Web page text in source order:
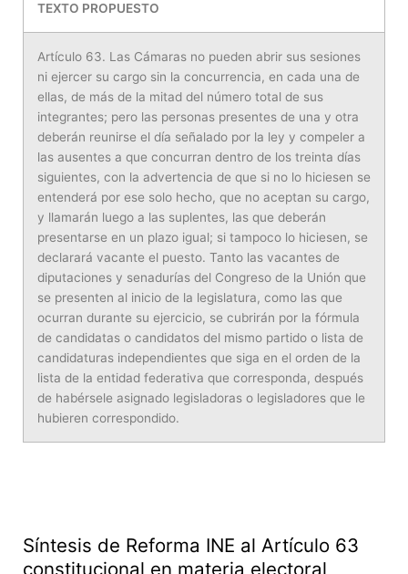
TEXTO PROPUESTO
Artículo 63. Las Cámaras no pueden abrir sus sesiones
ni ejercer su cargo sin la concurrencia, en cada una de
ellas, de más de la mitad del número total de sus
integrantes; pero las personas presentes de una y otra
deberán reunirse el día señalado por la ley y compeler a
las ausentes a que concurran dentro de los treinta días
siguientes, con la advertencia de que si no lo hiciesen se
entenderá por ese solo hecho, que no aceptan su cargo,
y llamarán luego a las suplentes, las que deberán
presentarse en un plazo igual; si tampoco lo hiciesen, se
declarará vacante el puesto. Tanto las vacantes de
diputaciones y senadurías del Congreso de la Unión que
se presenten al inicio de la legislatura, como las que
ocurran durante su ejercicio, se cubrirán por la fórmula
de candidatas o candidatos del mismo partido o lista de
candidaturas independientes que siga en el orden de la
lista de la entidad federativa que corresponda, después
de habérsele asignado legisladoras o legisladores que le
hubieren correspondido.
Síntesis de Reforma INE al Artículo 63
constitucional en materia electoral